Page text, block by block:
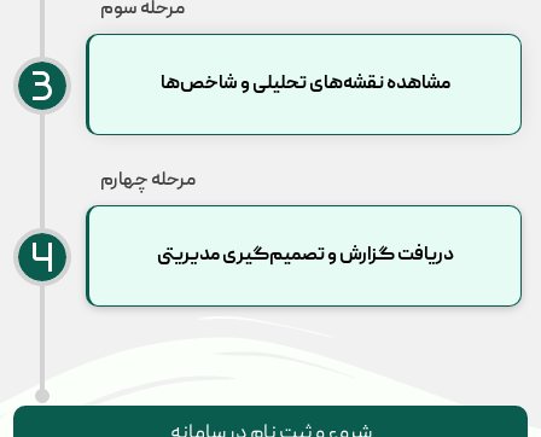
مرحله سوم
مشاهده نقشه‌های تحلیلی و شاخص‌ها
مرحله چهارم
دریافت گزارش و تصمیم‌گیری مدیریتی